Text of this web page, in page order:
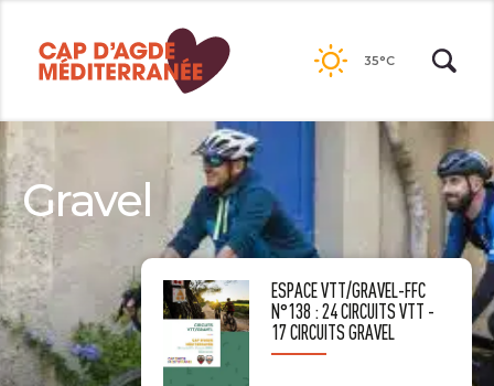
contenu
35°C
Gravel
ESPACE VTT/GRAVEL-FFC
N°138 : 24 CIRCUITS VTT -
17 CIRCUITS GRAVEL